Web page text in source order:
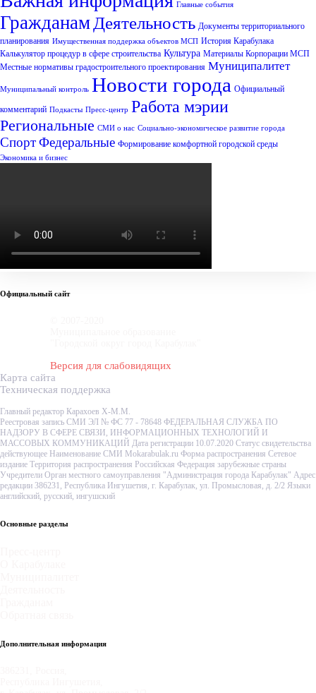
Главные события
Гражданам Деятельность Документы территориального
планирования Имущественная поддержка объектов МСП История Карабулака
Калькулятор процедур в сфере строительства Культура Материалы Корпорации МСП
Местные нормативы градостроительного проектирования Муниципалитет
Муниципальный контроль Новости города Официальный
комментарий Подкасты Пресс-центр Работа мэрии
Региональные СМИ о нас Социально-экономическое развитие города
СпортФедеральные Формирование комфортной городской среды
Экономика и бизнес
Официальный сайт
Версия для слабовидящих
Карта сайта
Техническая поддержка
Главный редактор Карахоев Х-М.М.
Реестровая запись СМИ ЭЛ № ФС 77 - 78648 ФЕДЕРАЛЬНАЯ СЛУЖБА ПО
НАДЗОРУ В СФЕРЕ СВЯЗИ, ИНФОРМАЦИОННЫХ ТЕХНОЛОГИЙ И
МАССОВЫХ КОММУНИКАЦИЙ Дата регистрации 10.07.2020 Статус свидетельства
действующее Наименование СМИ Mokarabulak.ru Форма распространения Сетевое
издание Территория распространения Российская Федерация зарубежные страны
Учредители Орган местного самоуправления "Администрация города Карабулак" Адрес
редакции 386231, Республика Ингушетия, г. Карабулак, ул. Промысловая, д. 2/2 Языки
английский, русский, ингушский
Основные разделы
Дополнительная информация